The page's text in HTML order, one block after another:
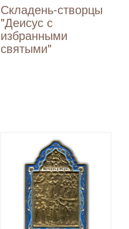
Складень-створцы
"Деисус с
избранными
святыми"